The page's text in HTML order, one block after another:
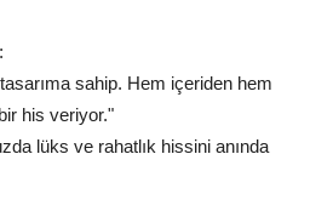
:
sahip. Hem içeriden hem
his veriyor."
lüks ve rahatlık hissini anında